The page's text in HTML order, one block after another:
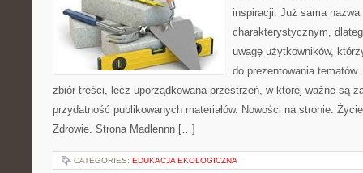
inspiracji. Już sama
charakterystycznym,
uwagę użytkowników,
do prezentowania
zbiór treści, lecz uporządkowana przestrzeń, w której ważne są
przydatność publikowanych materiałów. Nowości na stronie:
Zdrowie. Strona Madlennn […]
CATEGORIES: EDUKACJA EKOLOGICZNA